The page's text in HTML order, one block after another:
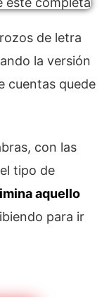
de letra
la versión
cuentas quede
con las
tipo de
aquello
para ir